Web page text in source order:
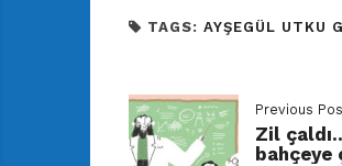
TAGS: AYŞEGÜL UTKU
Previous
Zil
bahçeye